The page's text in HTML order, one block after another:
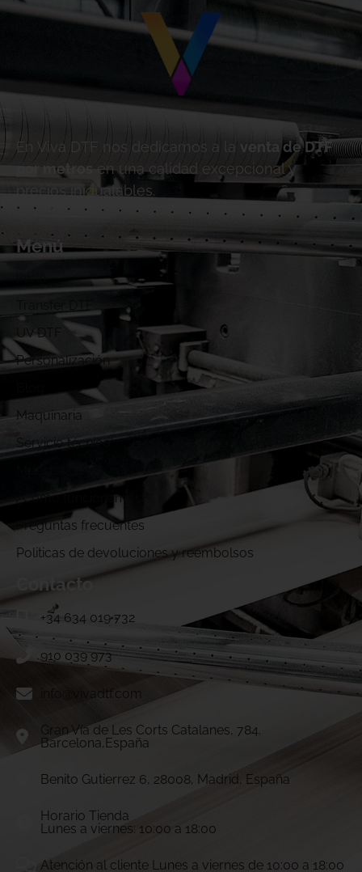
En Viva DTF nos dedicamos a la
venta de DTF
por metros
en una calidad excepcional y
precios inigualables.
Menú
UV DTF
Personalización
Maquinaria
Servicio técnico
¿Cómo funcionamos?
Preguntas frecuentes
Politicas de devoluciones y reembolsos
Contacto
+34 634 019 732
910 039 973
info@vivadtf.com
Gran Vía de Les Corts Catalanes, 784.
Barcelona,España
Benito Gutierrez 6, 28008, Madrid, España
Horario Tienda
Lunes a viernes: 10:00 a 18:00
Atención al cliente Lunes a viernes de 10:00 a 18:00